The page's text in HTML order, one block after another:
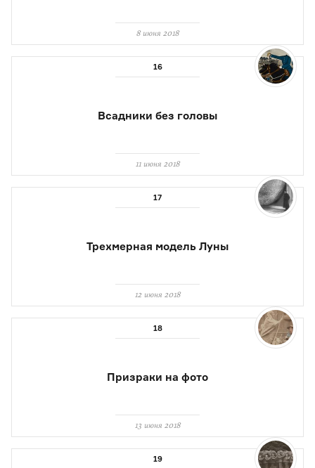
8 июня 2018
Всадники без головы
11 июня 2018
Трехмерная модель Луны
12 июня 2018
Призраки на фото
13 июня 2018